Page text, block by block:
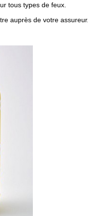
tous types de feux.
auprès de votre assureur.